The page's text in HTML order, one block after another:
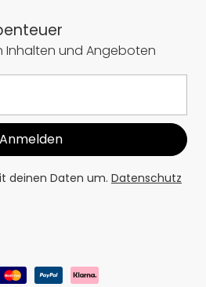
Inhalten und Angeboten
deinen Daten um. Datenschutz